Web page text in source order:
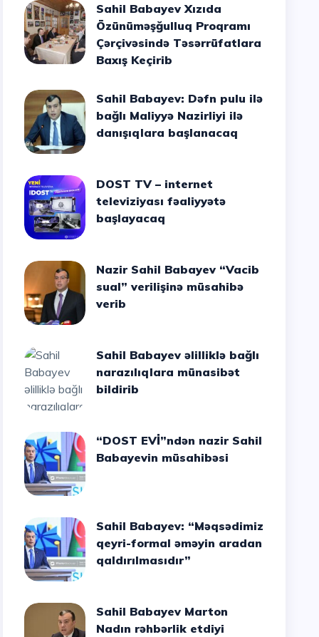
Sahil Babayev Xızıda
Özünüməşğulluq Proqramı
Çərçivəsində Təsərrüfatlara
Baxış Keçirib
Sahil Babayev: Dəfn pulu ilə
bağlı Maliyyə Nazirliyi ilə
danışıqlara başlanacaq
DOST TV – internet
televiziyası fəaliyyətə
başlayacaq
Nazir Sahil Babayev “Vacib
sual” verilişinə müsahibə
verib
Sahil Babayev əlilliklə bağlı
narazılıqlara münasibət
bildirib
“DOST EVİ”ndən nazir Sahil
Babayevin müsahibəsi
Sahil Babayev: “Məqsədimiz
qeyri-formal əməyin aradan
qaldırılmasıdır”
Sahil Babayev Marton
Nadın rəhbərlik etdiyi